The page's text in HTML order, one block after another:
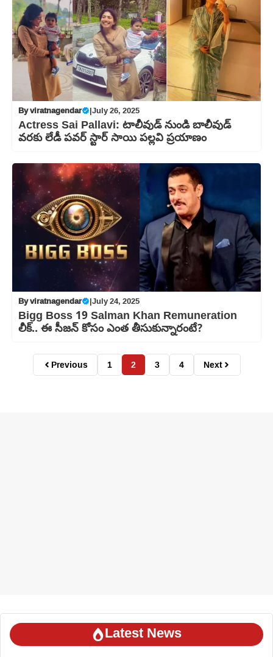
Byviratnagendar |July 26, 2025
Actress Sai Pallavi: టాలీవుడ్ నుండి బాలీవుడ్
వరకు లేడీ పవర్ స్టార్ సాయి పల్లవి ప్రయాణం
Byviratnagendar |July 24, 2025
Bigg Boss 19 Salman Khan Remuneration
లీక్‌.. ఈ సీజన్ కోసం ఎంత తీసుకున్నారంటే?
Previous 1 2 3 4 Next
Latest News